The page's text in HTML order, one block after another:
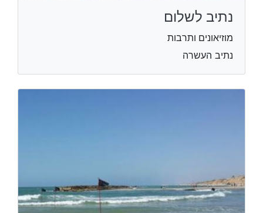
נתיב לשלום
מוזיאונים ותרבות
נתיב העשרה